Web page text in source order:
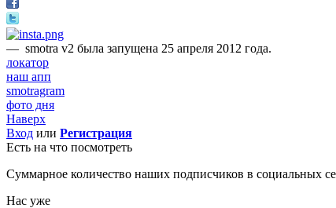
— smotra v2 была запущена 25 апреля 2012 года.
локатор
наш апп
smotragram
фото дня
Наверх
Вход или Регистрация
Есть на что посмотреть
Суммарное количество наших подписчиков в социальных
Нас уже